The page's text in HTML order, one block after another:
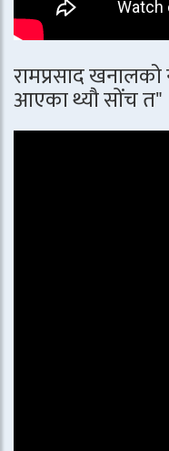
रामप्रसाद
आएका थ्यौ सोंच त"